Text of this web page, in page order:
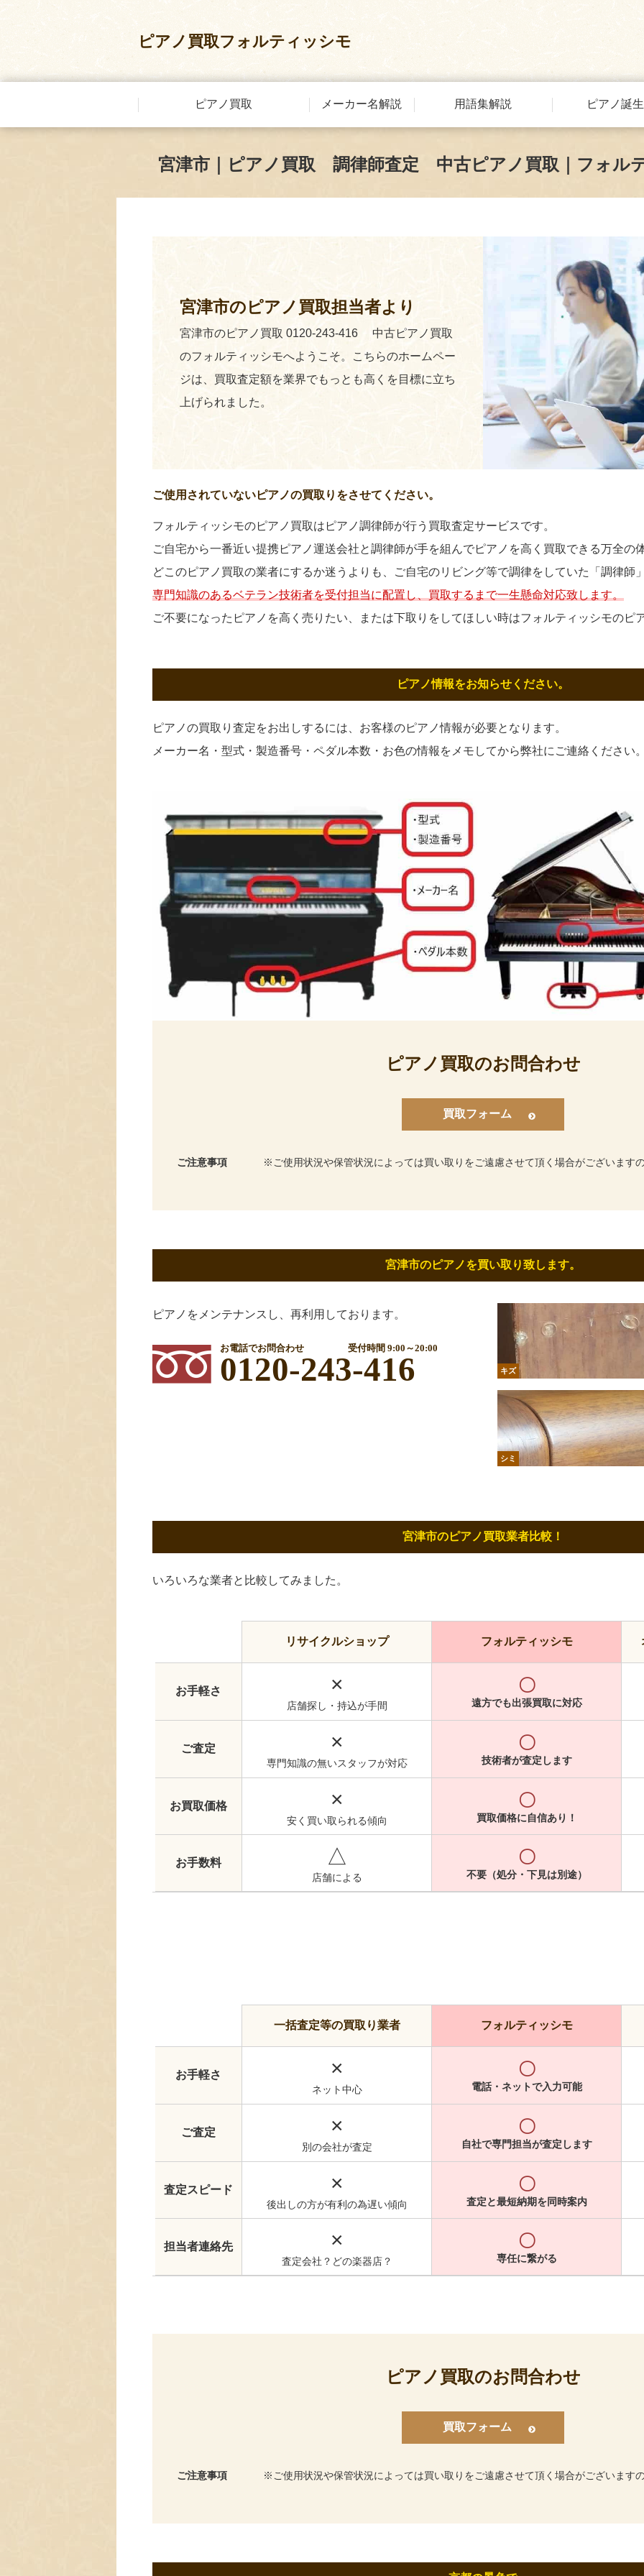
ピアノ買取フォルティッシモ
ピアノ買取 メーカー名解説 用語集解説 ピアノ誕
宮津市｜ピアノ買取 調律師査定 中古ピアノ買取｜フォル
宮津市のピアノ買取担当者より
宮津市のピアノ買取 0120-243-416 中古ピアノ買取
のフォルティッシモへようこそ。こちらのホームペー
ジは、買取査定額を業界でもっとも高くを目標に立ち
上げられました。
ご使用されていないピアノの買取りをさせてください。
フォルティッシモのピアノ買取はピアノ調律師が行う買取査定サービスです。
ご自宅から一番近い提携ピアノ運送会社と調律師が手を組んでピアノを高く買取できる万全の
どこのピアノ買取の業者にするか迷うよりも、ご自宅のリビング等で調律をしていた「調律師
専門知識のあるベテラン技術者を受付担当に配置し、買取するまで一生懸命対応致します。
ご不要になったピアノを高く売りたい、または下取りをしてほしい時はフォルティッシモのピ
ピアノ情報をお知らせください。
ピアノの買取り査定をお出しするには、お客様のピアノ情報が必要となります。
メーカー名・型式・製造番号・ペダル本数・お色の情報をメモしてから弊社にご連絡ください
ピアノ買取のお問合わせ
買取フォーム
ご注意事項 ご使用状況や保管状況によっては買い取りをご遠慮させて頂く場合がございます
宮津市のピアノを買い取り致します。
ピアノをメンテナンスし、再利用しております。
お電話でお問合わせ 受付時間 9:00～20:00
0120-243-416 キズ
シミ
宮津市のピアノ買取業者比較！
いろいろな業者と比較してみました。
リサイクルショップ フォルティッシモ
お手軽さ ×
店舗探し・持込が手間
〇
遠方でも出張買取に対応
ご査定 ×
専門知識の無いスタッフが対応
〇
技術者が査定します
お買取価格 ×
安く買い取られる傾向
〇
買取価格に自信あり！
お手数料 △
店舗による
〇
不要（処分・下見は別途）
一括査定等の買取り業者 フォルティッシモ
お手軽さ ×
ネット中心
〇
電話・ネットで入力可能
ご査定 ×
別の会社が査定
〇
自社で専門担当が査定します
査定スピード ×
後出しの方が有利の為遅い傾向
〇
査定と最短納期を同時案内
担当者連絡先 ×
査定会社？どの楽器店？
〇
専任に繋がる
ピアノ買取のお問合わせ
買取フォーム
ご注意事項 ご使用状況や保管状況によっては買い取りをご遠慮させて頂く場合がございます